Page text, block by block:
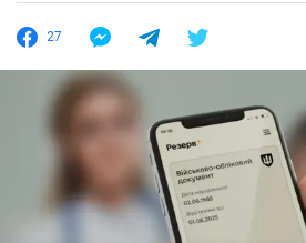
27